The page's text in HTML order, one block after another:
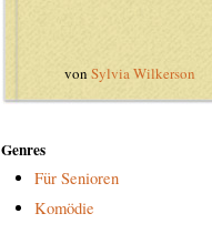
von Sylvia Wilkerson
Genres
Für Senioren
Komödie